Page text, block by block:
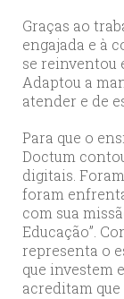
Graças ao
engajada e à
se reinventou
Adaptou a
atender e de
Para que o
Doctum
digitais.
foram
com sua
Educação”.
representa o
que investem
acreditam